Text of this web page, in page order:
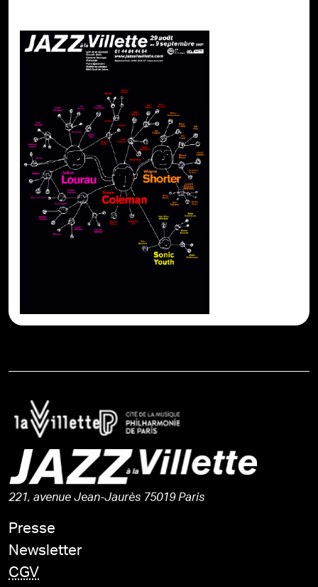
221, avenue Jean-Jaurès 75019 Paris
Presse
Newsletter
CGV